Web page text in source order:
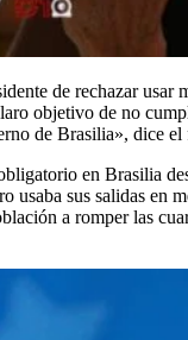
de rechazar usar
objetivo de no
de Brasilia», dice el
en Brasilia
usaba sus salidas en
a romper las